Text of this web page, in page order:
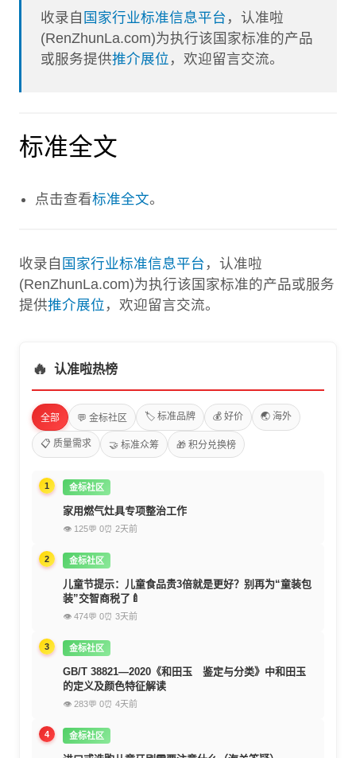
收录自 国家行业标准信息平台 ，认准啦
(RenZhunLa.com)为执行该国家标准的产品
或服务提供推介展位 ，欢迎留言交流。
标准全文
点击查看标准全文。
收录自 国家行业标准信息平台 ，认准啦
(RenZhunLa.com)为执行该国家标准的产品或服务
提供推介展位 ，欢迎留言交流。
🔥 认准啦热榜
全部 💬 金标社区 🏷️ 标准品牌 💰 好价 🌏 海外
📋 质量需求 🤝 标准众筹 🎁 积分兑换榜
1 金标社区
家用燃气灶具专项整治工作
👁 125💬 0⏰ 2天前
2 金标社区
儿童节提示：儿童食品贵3倍就是更好？别再为“童装包
装”交智商税了🍼
👁 474💬 0⏰ 3天前
3 金标社区
GB/T 38821—2020《和田玉 鉴定与分类》中和田玉
的定义及颜色特征解读
👁 283💬 0⏰ 4天前
4 金标社区